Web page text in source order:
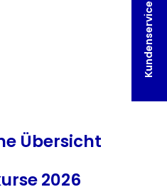
Kundenservice
Übersicht
2026